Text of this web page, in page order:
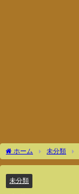
ホーム 未分類
未分類